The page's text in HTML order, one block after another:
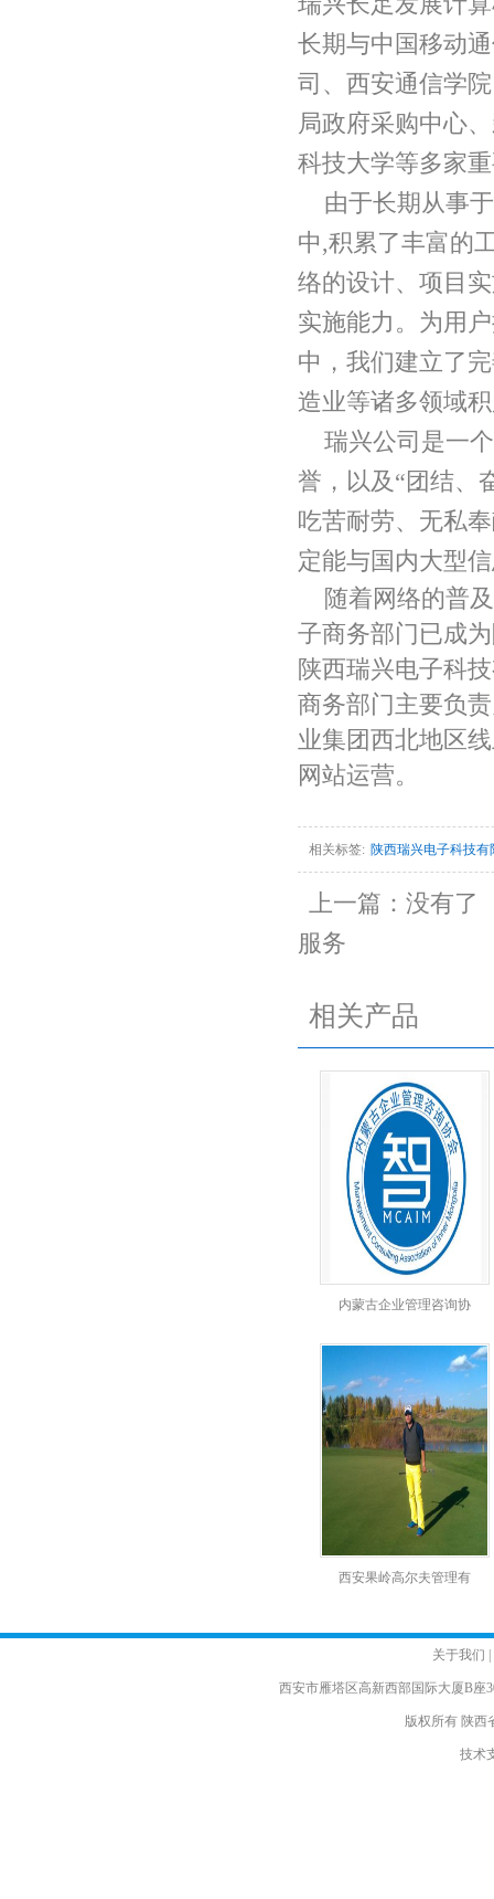
长期与中国移动
司、西安通信学
局政府采购中心
科技大学等多家
由于长期从事
中,积累了丰富的
络的设计、项目
实施能力。为用
中，我们建立了
造业等诸多领域
瑞兴公司是一
誉，以及 “团结、
吃苦耐劳、无私
定能与国内大型
随着网络的普
子商务部门已成
陕西瑞兴电子科
商务部门主要负
业集团西北地区
网站运营。
相关标签: 陕西瑞兴电子科技有
上一篇：没有了
服务
相关产品
内蒙古企业管理咨询协
西安果岭高尔夫管理有
关于我们
西安市雁塔区高新西部国际大厦B座
版权所有 陕西
技术